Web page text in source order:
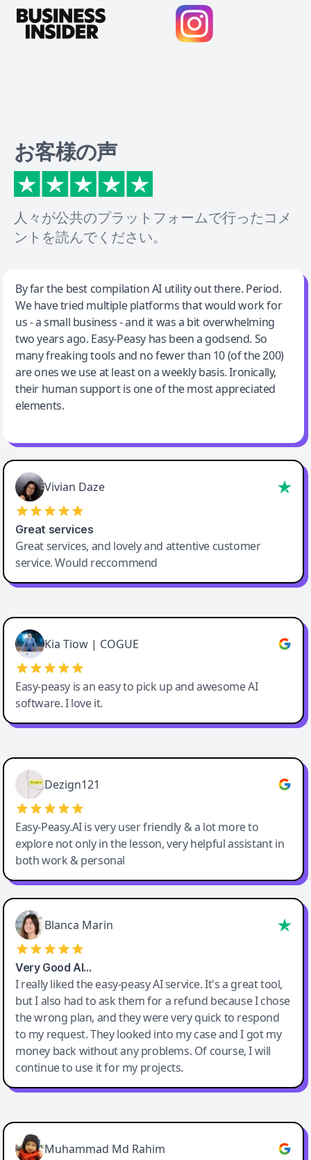
お客様の声
人々が公共のプラットフォームで行ったコメ
ントを読んでください。
Jeff Wilson
By far the best compilation AI utility
By far the best compilation AI utility out there. Period.
We have tried multiple platforms that would work for
us - a small business - and it was a bit overwhelming
two years ago. Easy-Peasy has been a godsend. So
many freaking tools and no fewer than 10 (of the 200)
are ones we use at least on a weekly basis. Ironically,
their human support is one of the most appreciated
elements.
Vivian Daze
Great services
Great services, and lovely and attentive customer
service. Would reccommend
Cody Crabb
Great service, Best AI tool
Kia Tiow | COGUE
Easy-peasy is an easy to pick up and awesome AI
software. I love it.
Easy-Peasy AI
Dezign121
Easy-Peasy.AI is very user friendly & a lot more to
explore not only in the lesson, very helpful assistant in
both work & personal
Blanca Marin
Very Good AI…
I really liked the easy-peasy AI service. It's a great tool,
but I also had to ask them for a refund because I chose
the wrong plan, and they were very quick to respond
to my request. They looked into my case and I got my
money back without any problems. Of course, I will
continue to use it for my projects.
Easy-Peasy AI
Muhammad Md Rahim